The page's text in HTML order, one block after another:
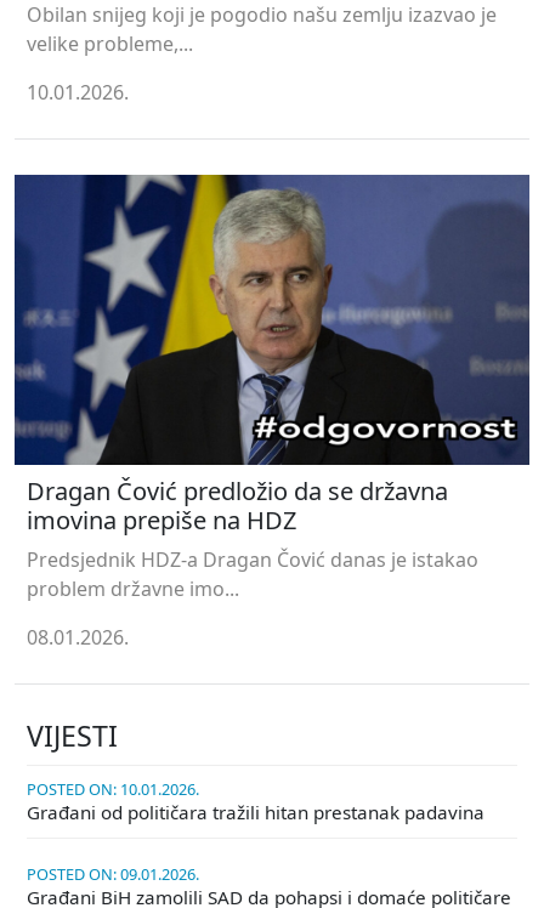
Obilan snijeg koji je pogodio našu zemlju izazvao je
velike probleme,...
10.01.2026.
Dragan Čović predložio da se državna
imovina prepiše na HDZ
Predsjednik HDZ-a Dragan Čović danas je istakao
problem državne imo...
08.01.2026.
VIJESTI
POSTED ON: 10.01.2026.
Građani od političara tražili hitan prestanak padavina
POSTED ON: 09.01.2026.
Građani BiH zamolili SAD da pohapsi i domaće političare